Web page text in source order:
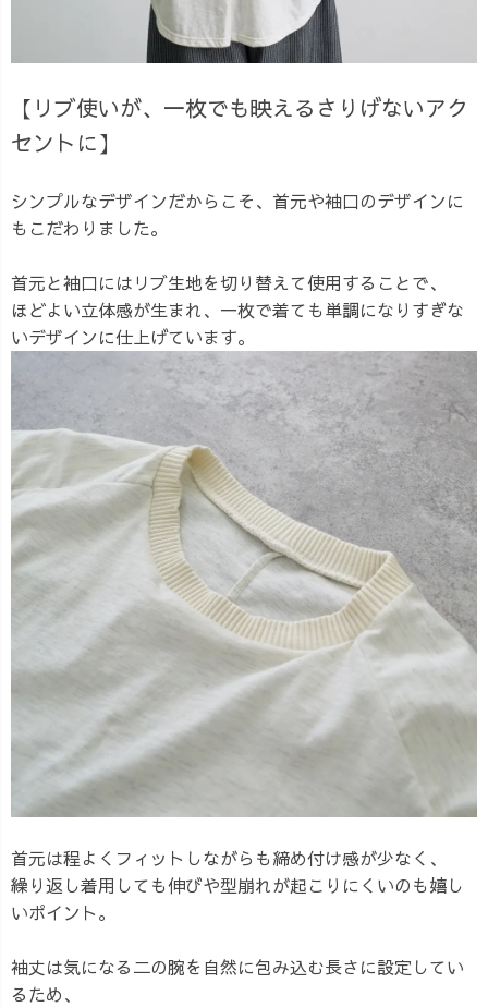
【リブ使いが、一枚でも映えるさりげないアク
セントに】
シンプルなデザインだからこそ、首元や袖口のデザインに
もこだわりました。
首元と袖口にはリブ生地を切り替えて使用することで、
ほどよい立体感が生まれ、一枚で着ても単調になりすぎな
いデザインに仕上げています。
首元は程よくフィットしながらも締め付け感が少なく、
繰り返し着用しても伸びや型崩れが起こりにくいのも嬉し
いポイント。
袖丈は気になる二の腕を自然に包み込む長さに設定してい
るため、